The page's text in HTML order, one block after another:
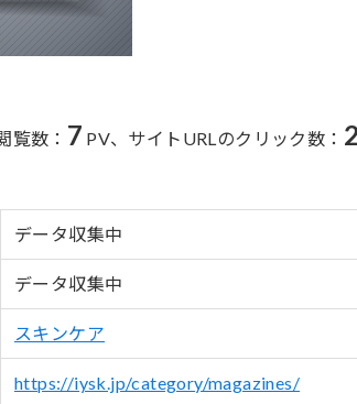
覧数： 7 PV、 サイトURLのクリック数： 2
データ収集中
データ収集中
スキンケア
https://iysk.jp/category/magazines/